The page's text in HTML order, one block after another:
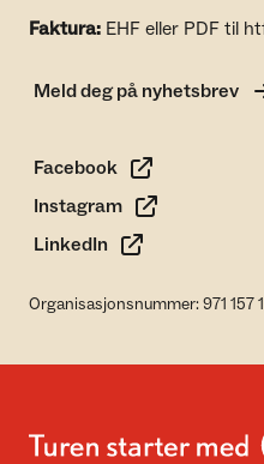
Faktura: EHF eller PDF til
Meld deg på nyhetsbrev
Facebook
Instagram
LinkedIn
Organisasjonsnummer: 971 157